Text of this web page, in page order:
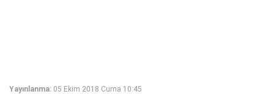
Yayınlanma: 05 Ekim 2018 Cuma 10:45